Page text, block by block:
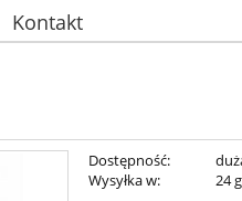
Kontakt
Dostępność:
Wysyłka w:
24